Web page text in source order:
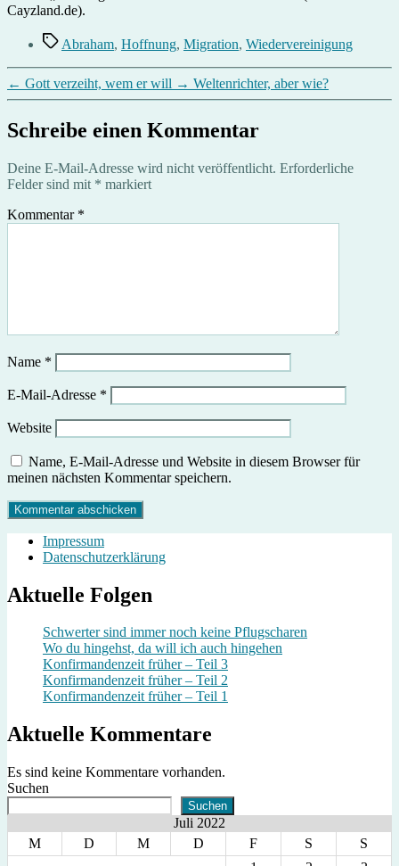
Cayzland.de).
Schlagwörter
Abraham, Hoffnung, Migration, Wiedervereinigung
← Gott verzeiht, wem er will → Weltenrichter, aber wie?
Schreibe einen Kommentar
Deine E-Mail-Adresse wird nicht veröffentlicht. Erforderliche
Felder sind mit * markiert
Kommentar *
Name *
E-Mail-Adresse *
Website
Name, E-Mail-Adresse und Website in diesem Browser für
meinen nächsten Kommentar speichern.
Impressum
Datenschutzerklärung
Aktuelle Folgen
Schwerter sind immer noch keine Pflugscharen
Wo du hingehst, da will ich auch hingehen
Konfirmandenzeit früher – Teil 3
Konfirmandenzeit früher – Teil 2
Konfirmandenzeit früher – Teil 1
Aktuelle Kommentare
Es sind keine Kommentare vorhanden.
Suchen
Suchen
Juli 2022
M
D M D F S
S